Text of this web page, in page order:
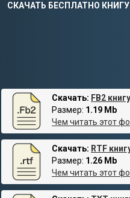
СКАЧАТЬ БЕСПЛАТНО
Скачать: FB2 книгу
Размер: 1.19 Mb
Чем читать этот
Скачать: RTF
Размер: 1.26 Mb
Чем читать этот